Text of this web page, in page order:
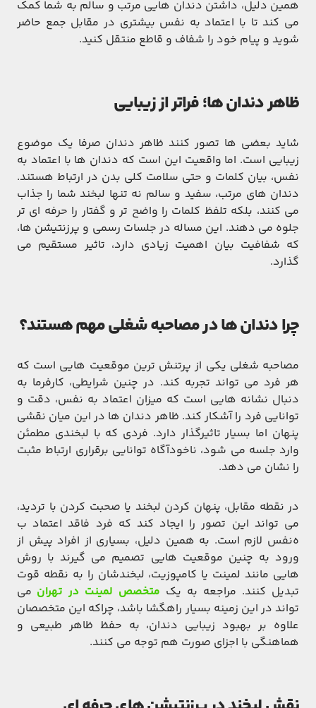
همین دلیل، داشتن دندان ‌هایی مرتب و سالم به شما کمک
می‌ کند تا با اعتماد به ‌نفس بیشتری در مقابل جمع حاضر
شوید و پیام خود را شفاف و قاطع منتقل کنید.
ظاهر دندان‌ ها؛ فراتر از زیبایی
شاید بعضی‌ ها تصور کنند ظاهر دندان صرفا یک موضوع
زیبایی است. اما واقعیت این است که دندان ‌ها با اعتماد به
‌نفس، بیان کلمات و حتی سلامت کلی بدن در ارتباط هستند.
دندان‌ های مرتب، سفید و سالم نه‌ تنها لبخند شما را جذاب
می ‌کنند، بلکه تلفظ کلمات را واضح‌ تر و گفتار را حرفه ‌ای ‌تر
جلوه می‌ دهند. این مساله در جلسات رسمی و پرزنتیشن ‌ها،
که شفافیت بیان اهمیت زیادی دارد، تاثیر مستقیم می
‌گذارد.
چرا دندان‌ ها در مصاحبه شغلی مهم هستند؟
مصاحبه شغلی یکی از پرتنش ‌ترین موقعیت ‌هایی است که
هر فرد می‌ تواند تجربه کند. در چنین شرایطی، کارفرما به
دنبال نشانه‌ هایی است که میزان اعتماد به‌ نفس، دقت و
توانایی فرد را آشکار کند. ظاهر دندان ‌ها در این میان نقشی
پنهان اما بسیار تاثیرگذار دارد. فردی که با لبخندی مطمئن
وارد جلسه می ‌شود، ناخودآگاه توانایی برقراری ارتباط مثبت
را نشان می‌ دهد.
در نقطه مقابل، پنهان کردن لبخند یا صحبت کردن با تردید،
می ‌تواند این تصور را ایجاد کند که فرد فاقد اعتماد ب
ه‌نفس لازم است. به همین دلیل، بسیاری از افراد پیش از
ورود به چنین موقعیت‌ هایی تصمیم می‌ گیرند با روش
‌هایی مانند لمینت یا کامپوزیت، لبخندشان را به نقطه قوت
تبدیل کنند. مراجعه به یک متخصص لمینت در تهران می
‌تواند در این زمینه بسیار راهگشا باشد، چراکه این متخصصان
علاوه بر بهبود زیبایی دندان، به حفظ ظاهر طبیعی و
هماهنگی با اجزای صورت هم توجه می‌ کنند.